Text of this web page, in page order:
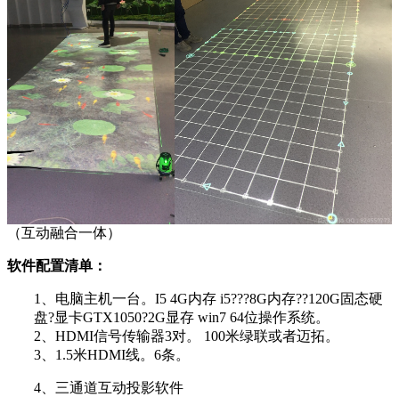
（互动融合一体）
软件配置清单：
1、电脑主机一台。I5 4G内存 i5???8G内存??120G固态硬
盘?显卡GTX1050?2G显存 win7 64位操作系统。
2、HDMI信号传输器3对。 100米绿联或者迈拓。
3、1.5米HDMI线。6条。
4、三通道互动投影软件